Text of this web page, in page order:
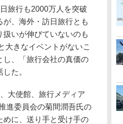
旅行も2000万人を突破
、海外・訪日旅行とも
いが伸びていないのも
大きなイベントがないこ
し、「旅行会社の真価の
た。
大使館、旅行メディア
進委員会の菊間潤吾氏の
めに、送り手と受け手の